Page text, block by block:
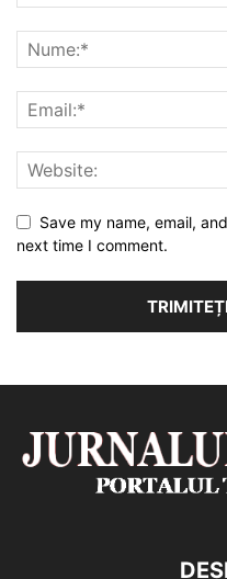
Save my name, email,
next time I comment.